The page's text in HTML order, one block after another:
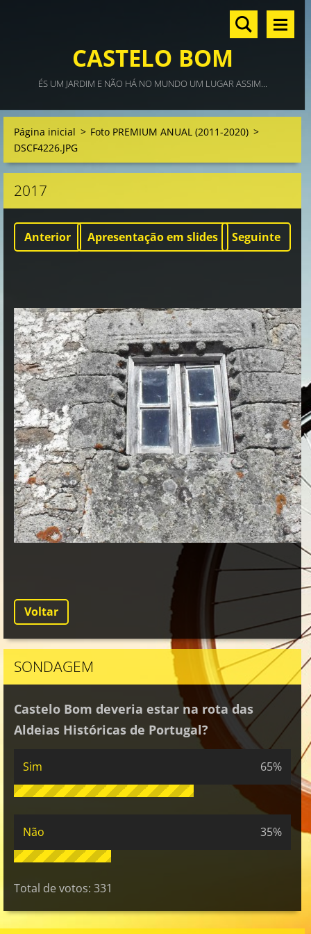
CASTELO BOM
ÉS UM JARDIM E NÃO HÁ NO MUNDO UM LUGAR ASSIM...
Página inicial > Foto PREMIUM ANUAL (2011-2020) >
DSCF4226.JPG
2017
Anterior Apresentação em slides Seguinte
Voltar
SONDAGEM
Castelo Bom deveria estar na rota das
Aldeias Históricas de Portugal?
Sim 65%
Não 35%
Total de votos: 331